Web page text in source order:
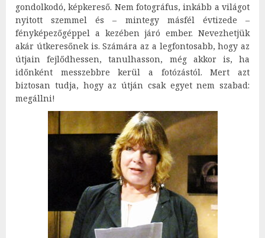
gondolkodó, képkereső. Nem fotográfus, inkább a világot
nyitott szemmel és – mintegy másfél évtizede –
fényképezőgéppel a kezében járó ember. Nevezhetjük
akár útkeresőnek is. Számára az a legfontosabb, hogy az
útjain fejlődhessen, tanulhasson, még akkor is, ha
időnként messzebbre kerül a fotózástól. Mert azt
biztosan tudja, hogy az útján csak egyet nem szabad:
megállni!